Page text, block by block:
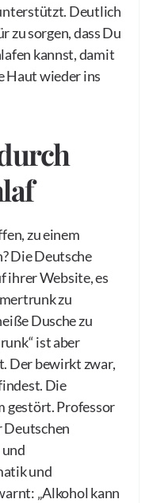
Deutlich
zu sorgen, dass Du
kannst, damit
Haut wieder ins
zu einem
Die Deutsche
ihrer Website, es
zu
Dusche zu
ist aber
Der bewirkt zwar,
Die
gestört. Professor
Deutschen
und
„Alkohol kann